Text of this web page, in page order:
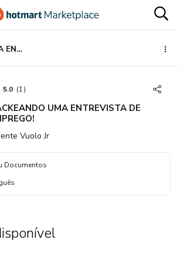
HACKEANDO UMA ENTREVISTA DE EMPREGO!
5.0 (1)
UMA ENTREVISTA DE
Vuolo Jr
Documentos